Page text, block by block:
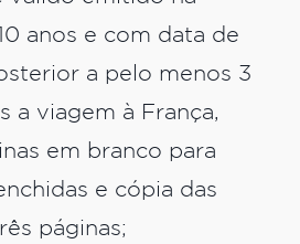
anos e com data de
a pelo menos 3
a viagem à França,
em branco para
e cópia das
páginas;